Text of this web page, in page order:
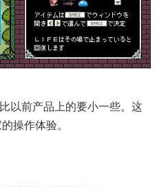
以前产品上的要小一些。这
操作体验。